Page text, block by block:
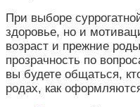
При выборе
здоровье, но и
возраст и прежние
прозрачность по
вы будете общаться,
родах, как